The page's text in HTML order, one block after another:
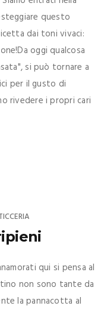
questo
dai toni vivaci:
oggi qualcosa
si può tornare a
per il gusto di
rivedere i propri cari
qui si pensa al
non sono tante da
la pannacotta al